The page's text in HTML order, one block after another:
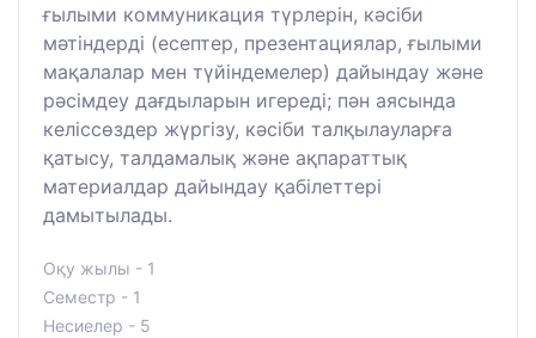
ғылыми коммуникация түрлерін, кәсіби
мәтіндерді (есептер, презентациялар, ғылыми
мақалалар мен түйіндемелер) дайындау және
рәсімдеу дағдыларын игереді; пән аясында
келіссөздер жүргізу, кәсіби талқылауларға
қатысу, талдамалық және ақпараттық
материалдар дайындау қабілеттері
дамытылады.
Оқу жылы - 1
Семестр - 1
Несиелер - 5